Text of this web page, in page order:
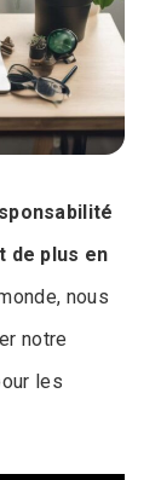
de plus en
nous
notre
les